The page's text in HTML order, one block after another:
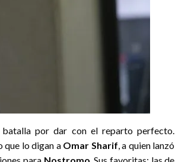
batalla por dar con el reparto perfecto.
que lo digan a Omar Sharif, a quien lanzó